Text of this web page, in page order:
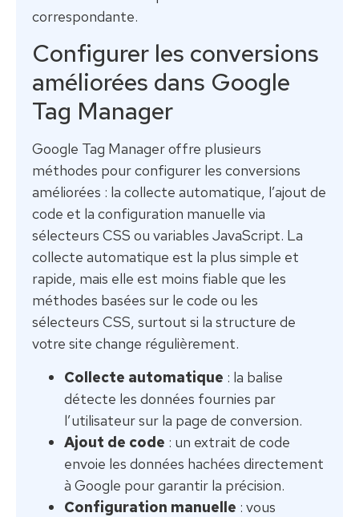
correspondante.
Configurer les conversions
améliorées dans Google
Tag Manager
Google Tag Manager offre plusieurs
méthodes pour configurer les conversions
améliorées : la collecte automatique, l’ajout de
code et la configuration manuelle via
sélecteurs CSS ou variables JavaScript. La
collecte automatique est la plus simple et
rapide, mais elle est moins fiable que les
méthodes basées sur le code ou les
sélecteurs CSS, surtout si la structure de
votre site change régulièrement.
Collecte automatique : la balise
détecte les données fournies par
l’utilisateur sur la page de conversion.
Ajout de code : un extrait de code
envoie les données hachées directement
à Google pour garantir la précision.
Configuration manuelle : vous